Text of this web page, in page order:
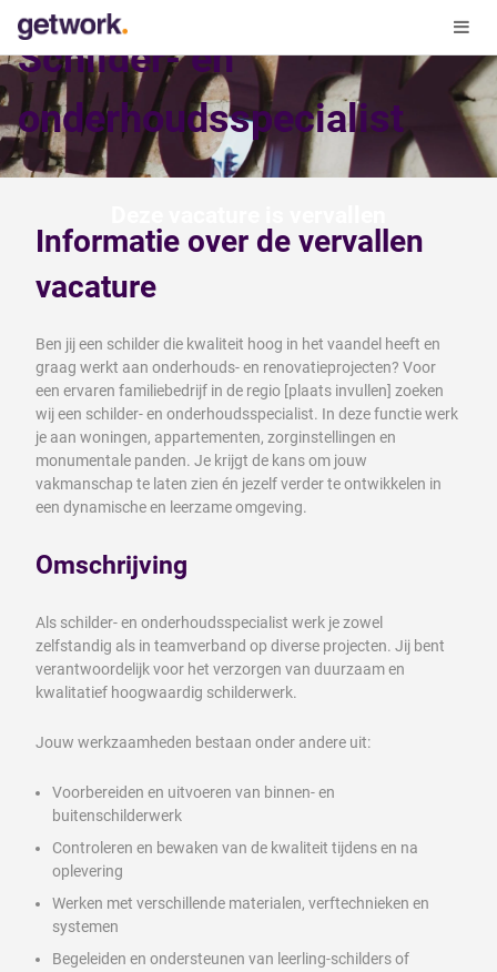
Schilder- en
onderhoudsspecialist
Informatie over de vervallen
vacature
Ben jij een schilder die kwaliteit hoog in het vaandel heeft en
graag werkt aan onderhouds- en renovatieprojecten? Voor
een ervaren familiebedrijf in de regio [plaats invullen] zoeken
wij een schilder- en onderhoudsspecialist. In deze functie werk
je aan woningen, appartementen, zorginstellingen en
monumentale panden. Je krijgt de kans om jouw
vakmanschap te laten zien én jezelf verder te ontwikkelen in
een dynamische en leerzame omgeving.
Omschrijving
Als schilder- en onderhoudsspecialist werk je zowel
zelfstandig als in teamverband op diverse projecten. Jij bent
verantwoordelijk voor het verzorgen van duurzaam en
kwalitatief hoogwaardig schilderwerk.
Jouw werkzaamheden bestaan onder andere uit:
Voorbereiden en uitvoeren van binnen- en
buitenschilderwerk
Controleren en bewaken van de kwaliteit tijdens en na
oplevering
Werken met verschillende materialen, verftechnieken en
systemen
Begeleiden en ondersteunen van leerling-schilders of